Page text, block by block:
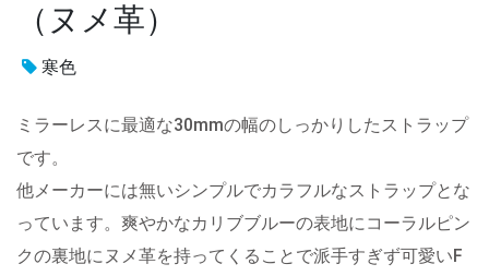
（ヌメ革）
寒色
ミラーレスに最適な30mmの幅のしっかりしたストラップ
です。
他メーカーには無いシンプルでカラフルなストラップとな
っています。爽やかなカリブブルーの表地にコーラルピン
クの裏地にヌメ革を持ってくることで派手すぎず可愛いF